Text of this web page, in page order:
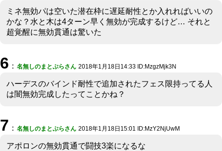
ミネ無効パは空いた潜在枠に遅延耐性とか入れればいいの
かな？水と木は4ターン早く無効が完成するけど… それと
超覚醒に無効貫通は驚いた
6 ： 名無しのまとぷらさん 2018年1月18日14:33 ID:MzgzMjk3N
ハーデスのバインド耐性で追加されたフェス限持ってる人
は闇無効完成したってことかね？
7 ： 名無しのまとぷらさん 2018年1月18日15:01 ID:MzY2NjUwM
アポロンの無効貫通で闘技3楽になるな